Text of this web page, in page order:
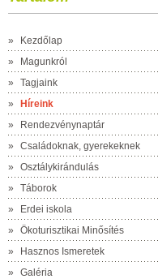
»
Kezdőlap
»
Magunkról
»
Tagjaink
»
Híreink
»
Rendezvénynaptár
»
Családoknak, gyerekeknek
»
Osztálykirándulás
»
Táborok
»
Erdei iskola
»
Ökoturisztikai Minősítés
»
Hasznos Ismeretek
»
Galéria